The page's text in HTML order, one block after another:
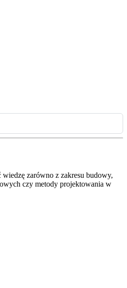
zarówno z zakresu budowy,
czy metody projektowania w